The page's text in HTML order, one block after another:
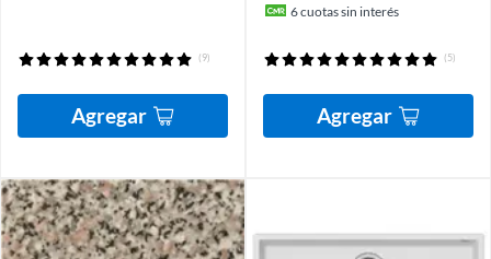
(9)
Agregar
6cuotas sin interés
(5)
Agregar